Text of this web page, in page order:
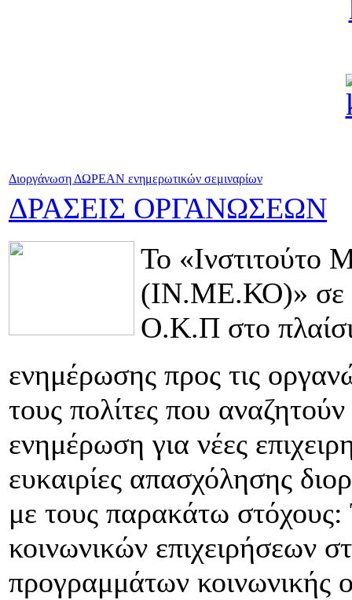
Διοργάνωση ΔΩΡΕΑΝ ενημερωτικών σεμιναρίων
ΔΡΑΣΕΙΣ ΟΡΓΑΝΩΣΕΩΝ
Το «Ινστιτούτο
(ΙΝ.ΜΕ.ΚΟ)» σε
Ο.Κ.Π στο
ενημέρωσης προς τις
τους πολίτες που
ενημέρωση για νέες
ευκαιρίες απασχόλησης
με τους παρακάτω στόχους:
κοινωνικών επιχειρήσεων
προγραμμάτων κοινωνικής